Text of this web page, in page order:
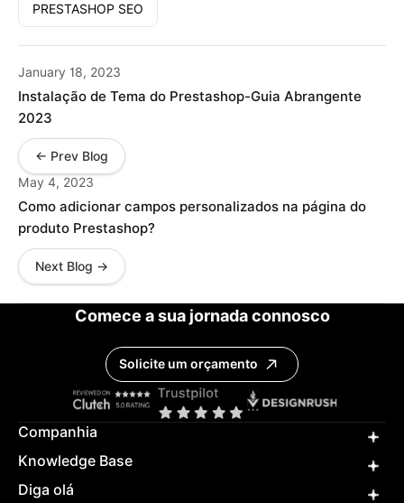
PRESTASHOP SEO
January 18, 2023
Instalação de Tema do Prestashop-Guia Abrangente
2023
← Prev Blog
May 4, 2023
Como adicionar campos personalizados na página do
produto Prestashop?
Next Blog →
Comece a sua jornada connosco
Solicite um orçamento
Companhia
Knowledge Base
Diga olá